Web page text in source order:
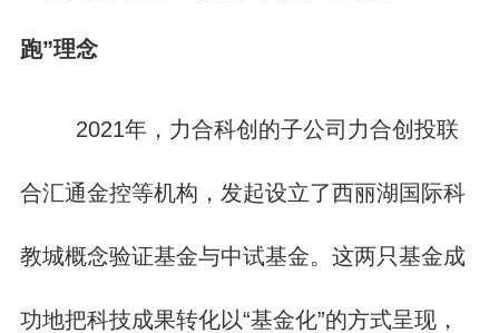
跑”理念
2021年，力合科创的子公司力合创投联
合汇通金控等机构，发起设立了西丽湖国际科
教城概念验证基金与中试基金。这两只基金成
功地把科技成果转化以“基金化”的方式呈现，